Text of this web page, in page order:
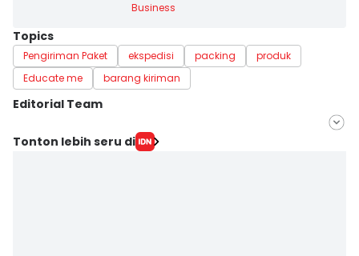
Business
Topics
Pengiriman Paket ekspedisi packing
produk
Educate me
barang kiriman
Editorial Team
Editor
Tonton lebih seru di